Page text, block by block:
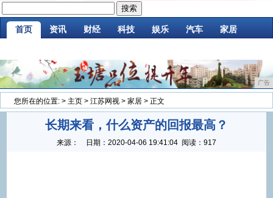
首页 资讯 财经 科技 娱乐 汽车 家居
广告
您所在的位置: > 主页 > 江苏网视 > 家居 > 正文
长期来看，什么资产的回报最高？
来源： 日期： 2020-04-06 19:41:04 阅读：917